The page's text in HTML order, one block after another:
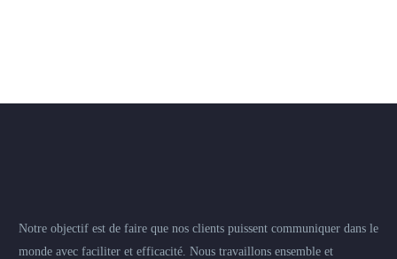
Notre objectif est de faire que nos clients puissent communiquer dans le
monde avec faciliter et efficacité. Nous travaillons ensemble et